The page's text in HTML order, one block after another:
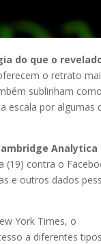
do que o
o retrato
sublinham
escala por algumas
Analytica
(19) contra o
e outros dados
York Times, o
a diferentes